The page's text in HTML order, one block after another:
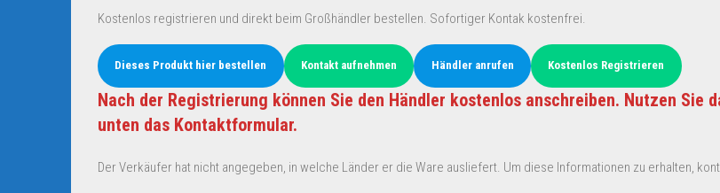
Kostenlos registrieren und direkt beim Großhändler bestellen. Sofortiger Kontak kostenfrei.
Dieses Produkt hier bestellen Kontakt aufnehmen Händler anrufen Kostenlos Registrieren
Nach der Registrierung können Sie den Händler kostenlos anschreiben. Nutzen Sie
unten das Kontaktformular.
Der Verkäufer hat nicht angegeben, in welche Länder er die Ware ausliefert. Um diese Informationen zu erhalten,